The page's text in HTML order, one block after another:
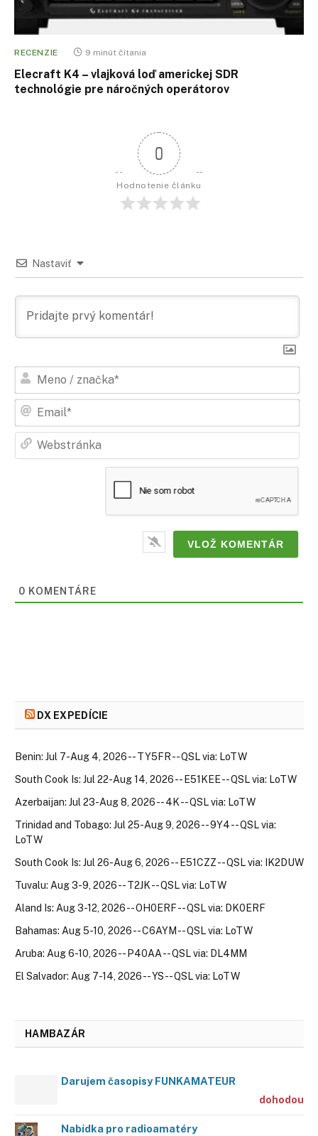
RECENZIE 9 minút čítania
Elecraft K4 – vlajková loď americkej SDR
technológie pre náročných operátorov
0
Hodnotenie článku
Nastaviť
0 KOMENTÁRE
DX EXPEDÍCIE
Benin: Jul 7-Aug 4, 2026 -- TY5FR -- QSL via: LoTW
South Cook Is: Jul 22-Aug 14, 2026 -- E51KEE -- QSL via: LoTW
Azerbaijan: Jul 23-Aug 8, 2026 -- 4K -- QSL via: LoTW
Trinidad and Tobago: Jul 25-Aug 9, 2026 -- 9Y4 -- QSL via:
LoTW
South Cook Is: Jul 26-Aug 6, 2026 -- E51CZZ -- QSL via: IK2DUW
Tuvalu: Aug 3-9, 2026 -- T2JK -- QSL via: LoTW
Aland Is: Aug 3-12, 2026 -- OH0ERF -- QSL via: DK0ERF
Bahamas: Aug 5-10, 2026 -- C6AYM -- QSL via: LoTW
Aruba: Aug 6-10, 2026 -- P40AA -- QSL via: DL4MM
El Salvador: Aug 7-14, 2026 -- YS -- QSL via: LoTW
HAMBAZÁR
Darujem časopisy FUNKAMATEUR
dohodou
Nabídka pro radioamatéry